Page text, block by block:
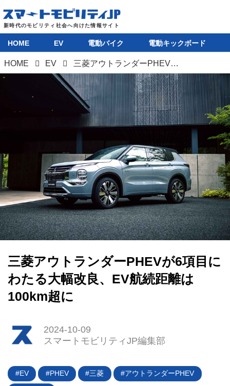
HOME
EV
電動バイク
ライフスタイル
HOME EV 電動バイク 電動キックボード
HOME EV 三菱アウトランダーPHEVが6項目にわたる大幅改良、EV航続距離は100km超に
三菱アウトランダーPHEVが6項目に
わたる大幅改良、EV航続距離は
100km超に
2024-10-09
スマートモビリティJP編集部
EV PHEV 三菱 アウトランダーPHEV